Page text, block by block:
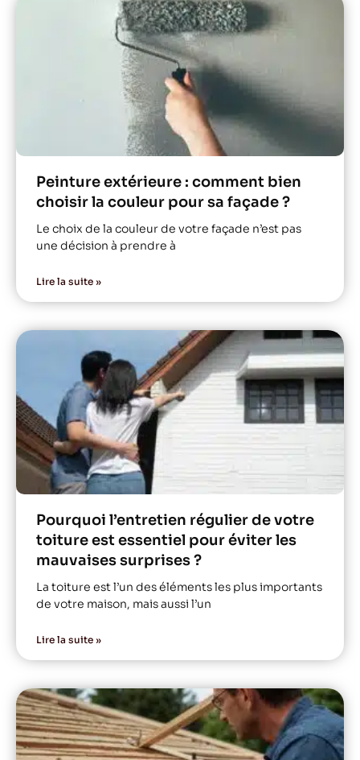
Peinture extérieure : comment bien
choisir la couleur pour sa façade ?
Le choix de la couleur de votre façade n’est pas
une décision à prendre à
Lire la suite »
Pourquoi l’entretien régulier de votre
toiture est essentiel pour éviter les
mauvaises surprises ?
La toiture est l’un des éléments les plus importants
de votre maison, mais aussi l’un
Lire la suite »